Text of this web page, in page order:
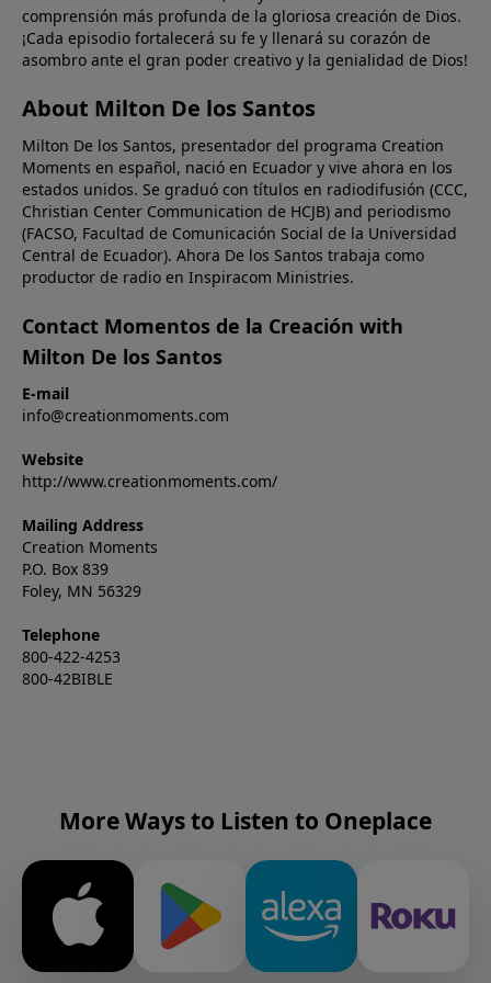
para usted en las palabras de la Biblia. ¡Déle un
vistazo hoy a las Escrituras para ver qué dicen en
cuanto a Su Hijo, quien le amó tanto que inclusive dio
Su propia vida por usted!Oración: Confieso, amado
Señor, que no puedo entender cómo Tú puedes
seguir la pista de todos los detalles de la creación
como lo dice Tu Palabra. Pero Tú eres Dios y yo solo
soy un humano. No permitas que mi debilidad limite
o debilite mi fe en Tu involucramiento diario en mi
vida. En el nombre de Cristo Jesús. Amén.
comprensión más profunda de la gloriosa creación de Dios.
¡Cada episodio fortalecerá su fe y llenará su corazón de
asombro ante el gran poder creativo y la genialidad de Dios!
About Milton De los Santos
Milton De los Santos, presentador del programa Creation
Moments en español, nació en Ecuador y vive ahora en los
estados unidos. Se graduó con títulos en radiodifusión (CCC,
Christian Center Communication de HCJB) and periodismo
(FACSO, Facultad de Comunicación Social de la Universidad
Central de Ecuador). Ahora De los Santos trabaja como
productor de radio en Inspiracom Ministries.
Contact Momentos de la Creación with
Milton De los Santos
E-mail
info@creationmoments.com
Website
http://www.creationmoments.com/
Mailing Address
Creation Moments
P.O. Box 839
Foley, MN 56329
Telephone
800-422-4253
800-42BIBLE
More Ways to Listen to Oneplace